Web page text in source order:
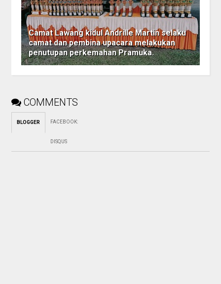
Camat Lawang kidul Andrille Martin selaku
camat dan pembina upacara melakukan
penutupan perkemahan Pramuka.
COMMENTS
BLOGGER FACEBOOK:
DISQUS